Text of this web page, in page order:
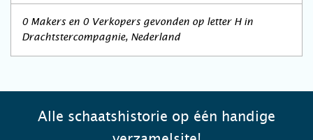
0 Makers en 0 Verkopers gevonden op letter H in
Drachtstercompagnie, Nederland
Alle schaatshistorie op één handige